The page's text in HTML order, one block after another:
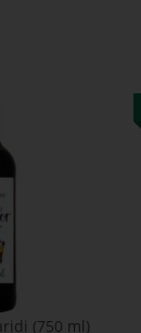
(750 ml)